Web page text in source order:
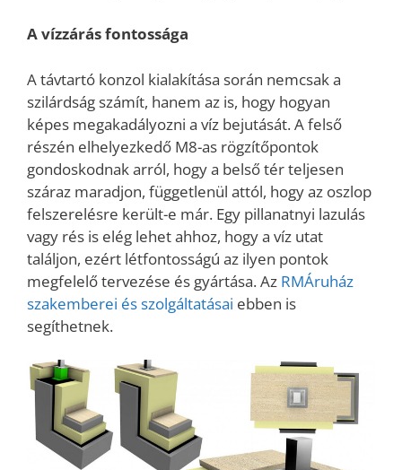
A vízzárás fontossága
A távtartó konzol kialakítása során nemcsak a
szilárdság számít, hanem az is, hogy hogyan
képes megakadályozni a víz bejutását. A felső
részén elhelyezkedő M8-as rögzítőpontok
gondoskodnak arról, hogy a belső tér teljesen
száraz maradjon, függetlenül attól, hogy az oszlop
felszerelésre került-e már. Egy pillanatnyi lazulás
vagy rés is elég lehet ahhoz, hogy a víz utat
találjon, ezért létfontosságú az ilyen pontok
megfelelő tervezése és gyártása. Az RMÁruház
szakemberei és szolgáltatásai ebben is
segíthetnek.